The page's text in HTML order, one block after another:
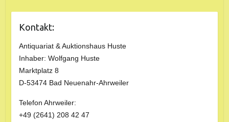
Kontakt:
Antiquariat & Auktionshaus Huste
Inhaber: Wolfgang Huste
Marktplatz 8
D-53474 Bad Neuenahr-Ahrweiler
Telefon Ahrweiler:
+49 (2641) 208 42 47